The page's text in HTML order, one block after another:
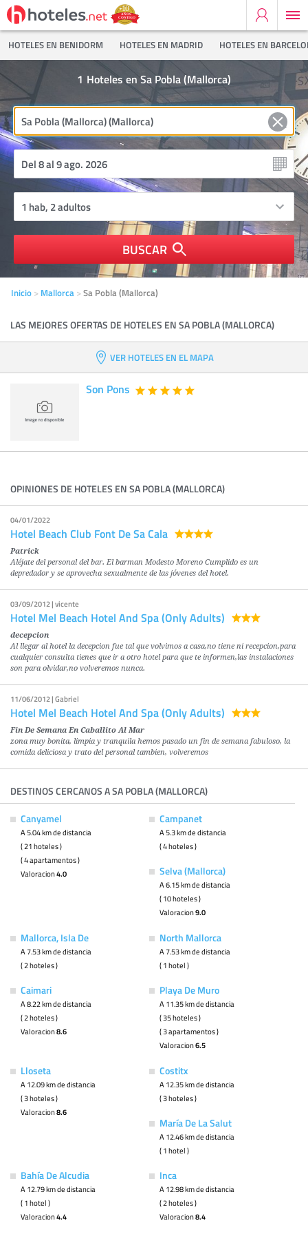
HOTELES EN BENIDORM HOTELES EN MADRID HOTELES EN
Hoteles en Sa Pobla (Mallorca)
1
BUSCAR
Inicio Mallorca Sa Pobla (Mallorca)
LAS MEJORES OFERTAS DE HOTELES EN SA POBLA (MALLORCA)
VER HOTELES EN EL MAPA
Son Pons
OPINIONES DE HOTELES EN SA POBLA (MALLORCA)
04/01/2022
Hotel Beach Club Font De Sa Cala
Patrick
Aléjate del personal del bar. El barman Modesto Moreno Cumplido es un
depredador y se aprovecha sexualmente de las jóvenes del hotel.
03/09/2012 | vicente
Hotel Mel Beach Hotel And Spa (Only Adults)
decepcion
Al llegar al hotel la decepcion fue tal que volvimos a casa,no tiene ni recepcion,para
cualquier consulta tienes que ir a otro hotel para que te informen,las instalaciones
son para olvidar,no volveremos nunca.
11/06/2012 | Gabriel
Hotel Mel Beach Hotel And Spa (Only Adults)
Fin De Semana En Caballito Al Mar
zona muy bonita, limpia y tranquila hemos pasado un fin de semana fabuloso, la
comida deliciosa y trato del personal tambien, volveremos
DESTINOS CERCANOS A SA POBLA (MALLORCA)
Canyamel
A 5.04 km de distancia
( 21 hoteles )
( 4 apartamentos )
Valoracion4.0
Campanet
A 5.3 km de distancia
( 4 hoteles )
Selva (Mallorca)
A 6.15 km de distancia
( 10 hoteles )
Valoracion9.0
Mallorca, Isla De
A 7.53 km de distancia
( 2 hoteles )
North Mallorca
A 7.53 km de distancia
( 1 hotel )
Caimari
A 8.22 km de distancia
( 2 hoteles )
Valoracion8.6
Playa De Muro
A 11.35 km de distancia
( 35 hoteles )
( 3 apartamentos )
Valoracion6.5
Lloseta
A 12.09 km de distancia
( 3 hoteles )
Valoracion8.6
Costitx
A 12.35 km de distancia
( 3 hoteles )
María De La Salut
A 12.46 km de distancia
( 1 hotel )
Bahía De Alcudia
A 12.79 km de distancia
( 1 hotel )
Valoracion4.4
Inca
A 12.98 km de distancia
( 2 hoteles )
Valoracion8.4